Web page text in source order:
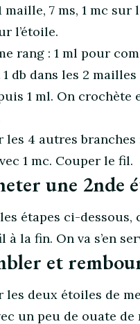
maille, 7 ms, 1 mc
l’étoile.
rang : 1 ml pour
db dans les 2
1 ml. On crochète
les 4 autres branches
1 mc. Couper le fil.
une 2nde
étapes ci-dessous,
à la fin. On va s’en
et
deux étoiles de
un peu de ouate